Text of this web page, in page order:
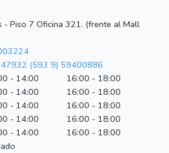
- Piso 7 Oficina 321. (frente al Mall
(593 9) 59400886
- 14:00
16:00 - 18:00
- 14:00
16:00 - 18:00
- 14:00
16:00 - 18:00
- 14:00
16:00 - 18:00
- 14:00
16:00 - 18:00